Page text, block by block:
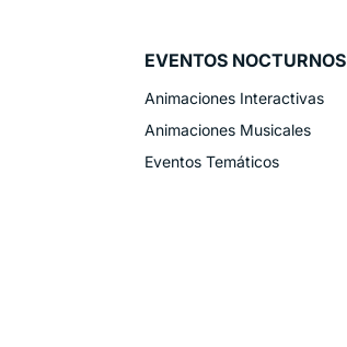
EVENTOS NOCTURNOS
Animaciones Interactivas
Animaciones Musicales
Eventos Temáticos